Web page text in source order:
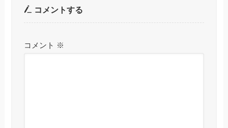
コメントする
コメント ※